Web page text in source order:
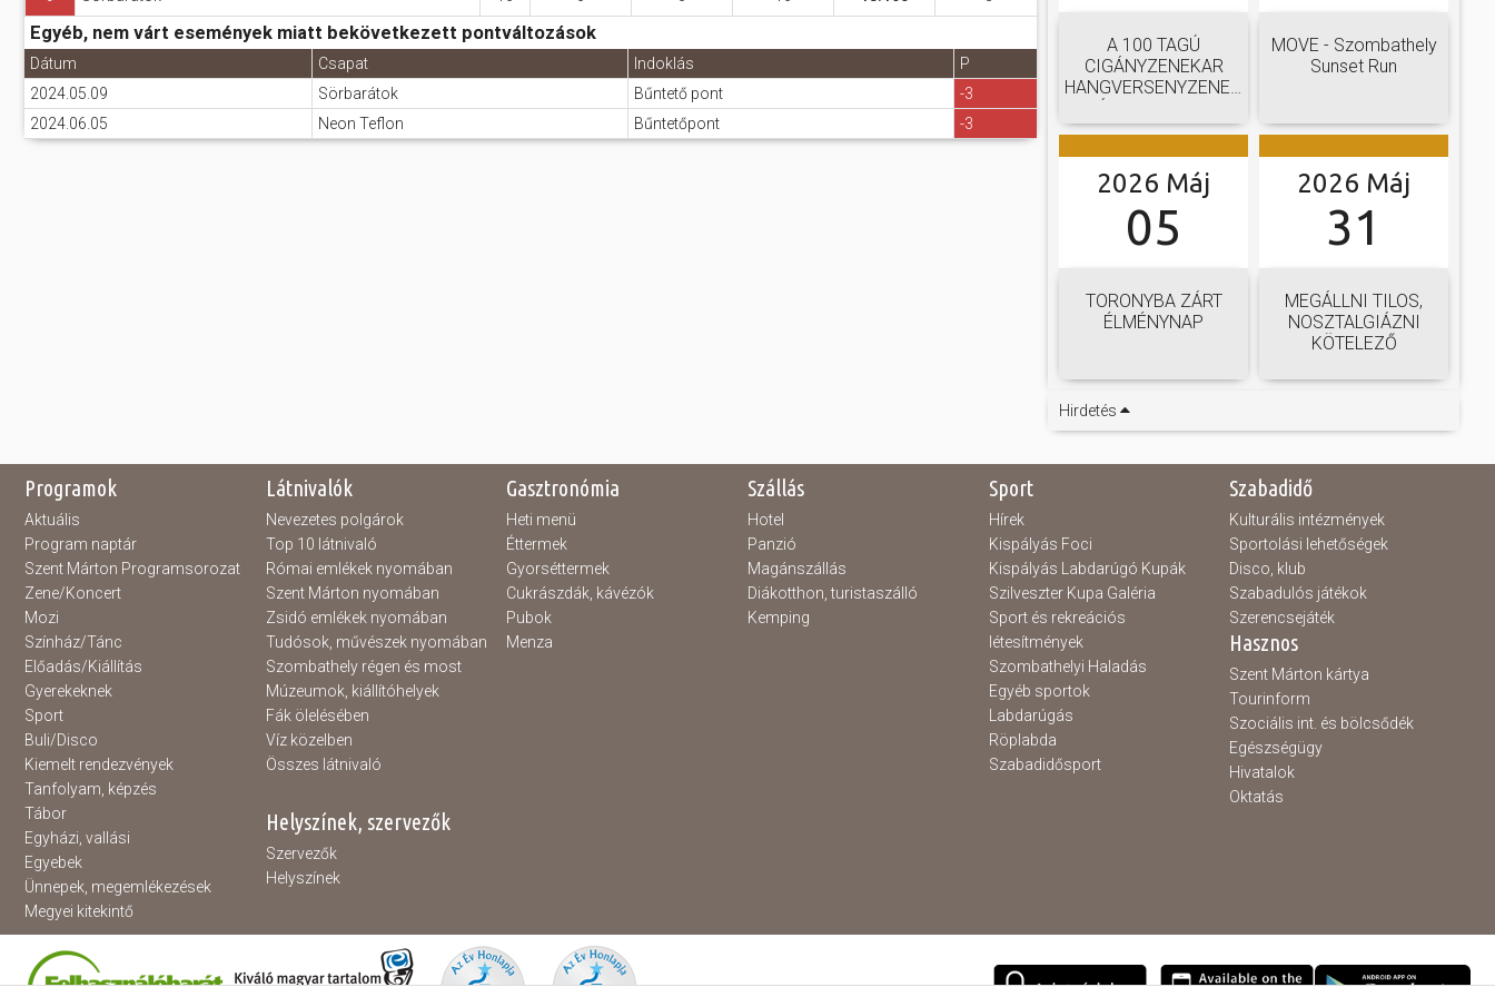
A 100 TAGÚ
CIGÁNYZENEKAR
HANGVERSENYZENEKARI
MOVE - Szombathely
Sunset Run
2026 Máj
05
TORONYBA ZÁRT
ÉLMÉNYNAP
2026 Máj
31
MEGÁLLNI TILOS,
NOSZTALGIÁZNI
KÖTELEZŐ
Hirdetés
Egyéb, nem várt események miatt bekövetkezett pontváltozások
Dátum Csapat Indoklás
P
2024.05.09
Sörbarátok Bűntető pont
-3
2024.06.05
Neon Teflon Bűntetőpont -3
Programok
Aktuális
Program naptár
Szent Márton Programsorozat
Zene/Koncert
Mozi
Színház/Tánc
Előadás/Kiállítás
Gyerekeknek
Sport
Buli/Disco
Kiemelt rendezvények
Tanfolyam, képzés
Tábor
Egyházi, vallási
Egyebek
Ünnepek, megemlékezések
Megyei kitekintő
Látnivalók
Nevezetes polgárok
Top 10 látnivaló
Római emlékek nyomában
Szent Márton nyomában
Zsidó emlékek nyomában
Tudósok, művészek nyomában
Szombathely régen és most
Múzeumok, kiállítóhelyek
Fák ölelésében
Víz közelben
Összes látnivaló
Gasztronómia
Heti menü
Éttermek
Gyorséttermek
Cukrászdák, kávézók
Pubok
Menza
Szállás
Hotel
Panzió
Magánszállás
Diákotthon, turistaszálló
Kemping
Sport
Hírek
Kispályás Foci
Kispályás Labdarúgó Kupák
Szilveszter Kupa Galéria
Sport és rekreációs
létesítmények
Szombathelyi Haladás
Egyéb sportok
Labdarúgás
Röplabda
Szabadidősport
Szabadidő
Kulturális intézmények
Sportolási lehetőségek
Disco, klub
Szabadulós játékok
Szerencsejáték
Hasznos
Szent Márton kártya
Tourinform
Szociális int. és bölcsődék
Egészségügy
Hivatalok
Oktatás
Helyszínek, szervezők
Szervezők
Helyszínek